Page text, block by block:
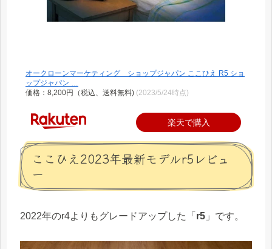
オークローンマーケティング ショップジャパン ここひえ R5 ショ
ップジャパン …
価格：8,200円（税込、送料無料) (2023/5/24時点)
楽天で購入
ここひえ2023年最新モデルr5レビュ
ー
2022年のr4よりもグレードアップした「 r5 」です。